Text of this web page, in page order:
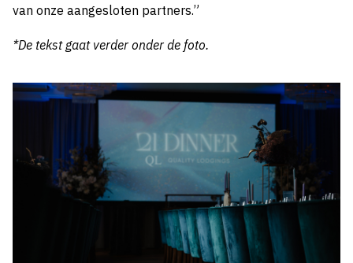
van onze aangesloten partners.”
*De tekst gaat verder onder de foto.